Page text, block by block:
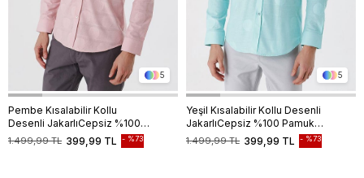
5
Pembe Kısalabilir Kollu
Desenli JakarlıCepsiz %100
Pamuk Casual Slim Fit Gömlek
1004230183
399,99 TL
1.499,99 TL %73
5
Yeşil Kısalabilir Kollu Desenli
JakarlıCepsiz %100 Pamuk
Casual Slim Fit Gömlek
1004230183
399,99 TL
1.499,99 TL %73